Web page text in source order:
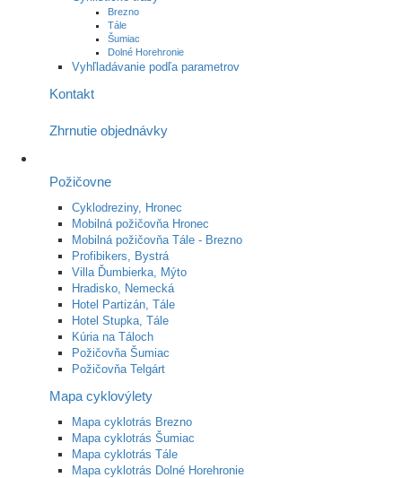
Brezno
Tále
Šumiac
Dolné Horehronie
Vyhľladávanie podľa parametrov
Kontakt
Zhrnutie objednávky
Požičovne
Cyklodreziny, Hronec
Mobilná požičovňa Hronec
Mobilná požičovňa Tále - Brezno
Profibikers, Bystrá
Villa Ďumbierka, Mýto
Hradisko, Nemecká
Hotel Partizán, Tále
Hotel Stupka, Tále
Kúria na Táloch
Požičovňa Šumiac
Požičovňa Telgárt
Mapa cyklovýlety
Mapa cyklotrás Brezno
Mapa cyklotrás Šumiac
Mapa cyklotrás Tále
Mapa cyklotrás Dolné Horehronie